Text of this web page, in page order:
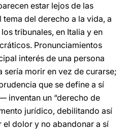
estar lejos de las
tema del derecho a la vida, a
tribunales, en Italia y en
Pronunciamientos
interés de una persona
sería morir en vez de curarse;
que se define a sí
inventan un “derecho de
jurídico, debilitando así
dolor y no abandonar a sí